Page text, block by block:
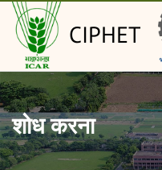
CIPHET
शोध करना